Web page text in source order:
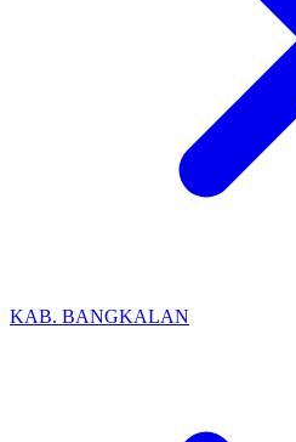
KAB. BANGKALAN